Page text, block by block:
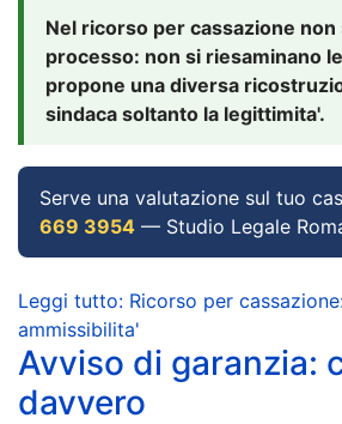
Nel ricorso per cassazione non
processo: non si riesaminano
propone una diversa
sindaca soltanto la legittimita'.
Serve una valutazione sul tuo
669 3954 — Studio Legale
Leggi tutto: Ricorso per
ammissibilita'
Avviso di garanzia:
davvero